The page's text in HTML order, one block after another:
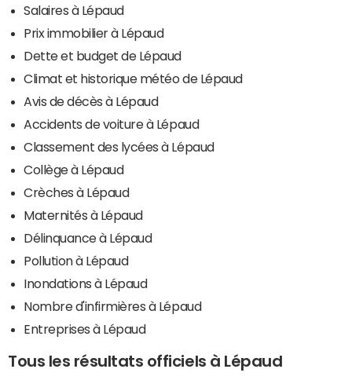
Salaires à Lépaud
Prix immobilier à Lépaud
Dette et budget de Lépaud
Climat et historique météo de Lépaud
Avis de décès à Lépaud
Accidents de voiture à Lépaud
Classement des lycées à Lépaud
Collège à Lépaud
Crèches à Lépaud
Maternités à Lépaud
Délinquance à Lépaud
Pollution à Lépaud
Inondations à Lépaud
Nombre d'infirmières à Lépaud
Entreprises à Lépaud
Tous les résultats officiels à Lépaud